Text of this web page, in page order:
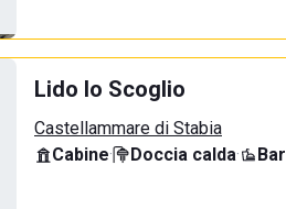
Lido lo Scoglio
Castellammare di Stabia
Cabine· Doccia calda· Bar